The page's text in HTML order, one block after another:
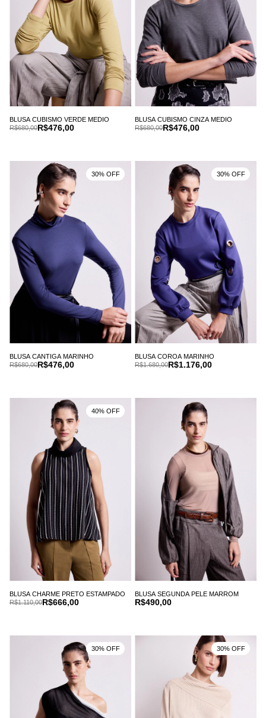
BLUSA CUBISMO VERDE MEDIO
R$476,00
R$680,00
BLUSA CUBISMO CINZA MEDIO
R$476,00
R$680,00
BLUSA CANTIGA MARINHO
R$476,00
R$680,00
30% OFF
BLUSA COROA MARINHO
R$1.176,00
R$1.680,00
30% OFF
BLUSA CHARME PRETO ESTAMPADO
R$666,00
R$1.110,00
40% OFF
BLUSA SEGUNDA PELE MARROM
R$490,00
30% OFF 30% OFF